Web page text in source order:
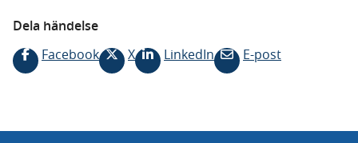
Dela händelse
Facebook
X LinkedIn E-post